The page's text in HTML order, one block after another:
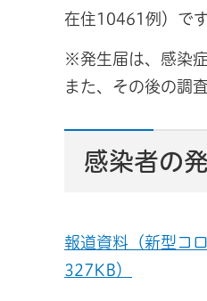
在住10461例）で
※発生届は、感染
また、その後の調
感染者の
報道資料（新型コ
327KB）